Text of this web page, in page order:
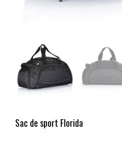
Sac de sport Florida